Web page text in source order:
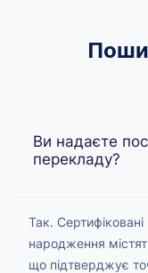
Ви надаєте
перекладу?
Так.
народження
що підтверджує